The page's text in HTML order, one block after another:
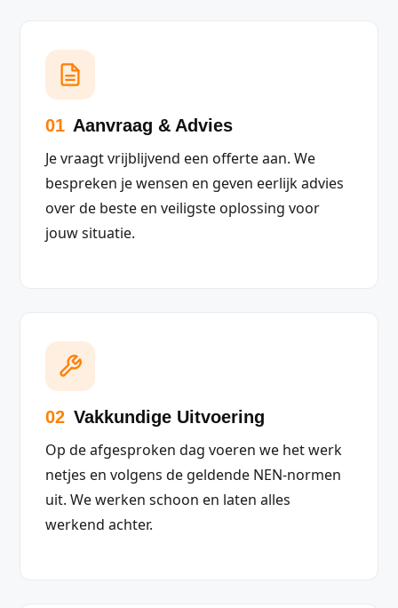
01 Aanvraag & Advies
Je vraagt vrijblijvend een offerte aan. We
bespreken je wensen en geven eerlijk advies
over de beste en veiligste oplossing voor
jouw situatie.
02 Vakkundige Uitvoering
Op de afgesproken dag voeren we het werk
netjes en volgens de geldende NEN-normen
uit. We werken schoon en laten alles
werkend achter.